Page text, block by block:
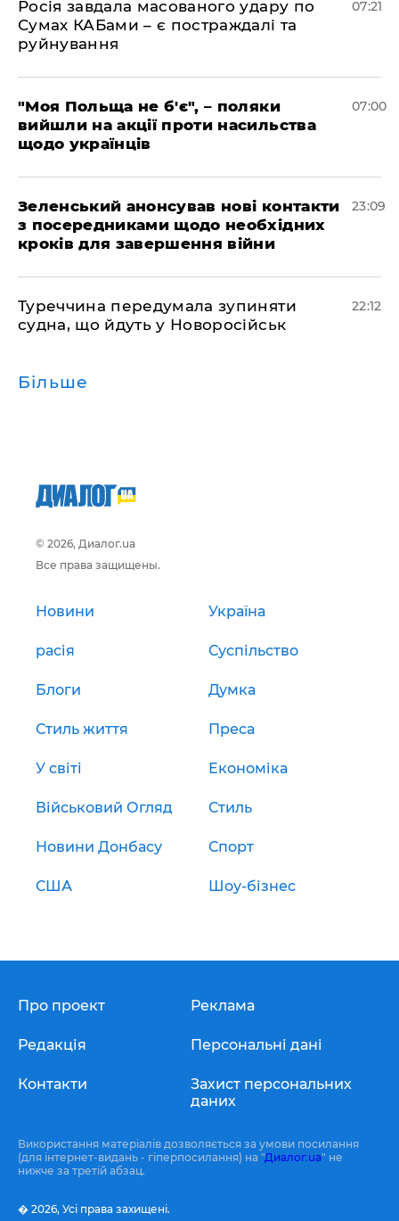
Росія завдала масованого удару по
Сумах КАБами – є постраждалі та
руйнування
07:21
"Моя Польща не б'є", – поляки
вийшли на акції проти насильства
щодо українців
07:00
Зеленський анонсував нові контакти
з посередниками щодо необхідних
кроків для завершення війни
23:09
Туреччина передумала зупиняти
судна, що йдуть у Новоросійськ
22:12
Більше
© 2026, Диалог.ua
Все права защищены.
Новини Україна
расія Суспільство
Блоги Думка
Стиль життя Преса
У світі Економіка
Військовий Огляд Стиль
Новини Донбасу Спорт
США Шоу-бізнес
Про проект
Редакція
Контакти
Реклама
Персональні дані
Захист персональних
даних
Використання матеріалів дозволяється за умови посилання
(для інтернет-видань - гіперпосилання) на "Диалог.ua" не
нижче за третій абзац.
� 2026, Усі права захищені.